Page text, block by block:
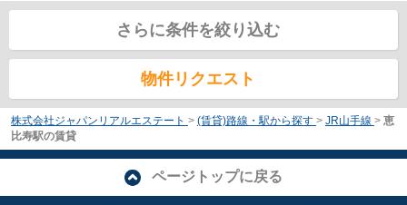
さらに条件を絞り込む
物件リクエスト
株式会社ジャパンリアルエステート > (賃貸)路線・駅から探す > JR山手線 > 恵
比寿駅の賃貸
ページトップに戻る